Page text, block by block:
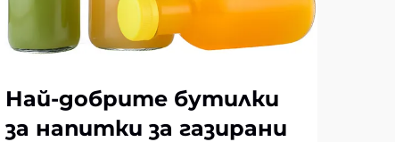
Най-добрите бутилки
за напитки за газирани